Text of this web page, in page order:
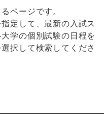
ページです。
定して、最新の入試ス
学の個別試験の日程を
択して検索してくださ